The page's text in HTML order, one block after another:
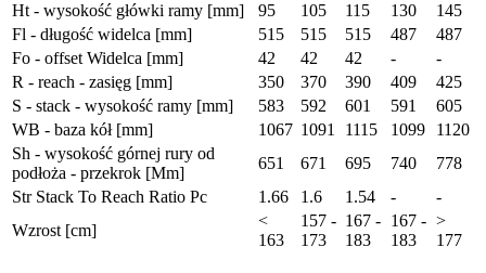
Ht - wysokość główki ramy [mm]
95 105 115 130
145
Fl - długość widelca [mm]
515 515 515 487
487
Fo - offset Widelca [mm]
42 42 42 -
-
R - reach - zasięg [mm]
350 370 390 409
425
S - stack - wysokość ramy [mm]
583 592 601 591
605
WB - baza kół [mm]
1067 1091 1115 1099
1120
Sh - wysokość górnej rury od
podłoża - przekrok [Mm]
651 671 695 740
778
Str Stack To Reach Ratio Pc
1.66 1.6 1.54 -
-
Wzrost [cm]
<
163
157 -
173
167 -
183
167 -
183
>
177